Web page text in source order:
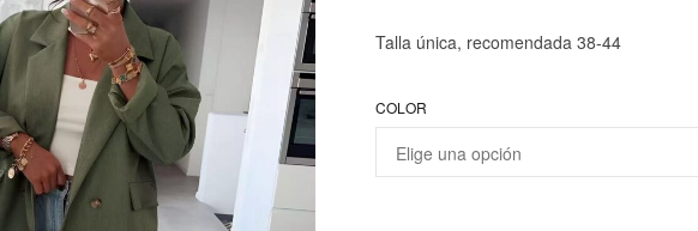
Talla única, recomendada 38-44
COLOR